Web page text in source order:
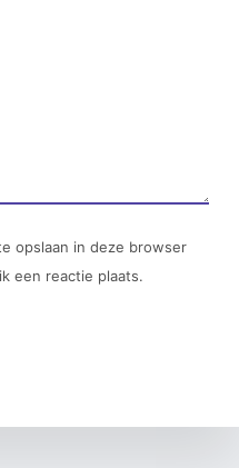
opslaan in deze browser
een reactie plaats.